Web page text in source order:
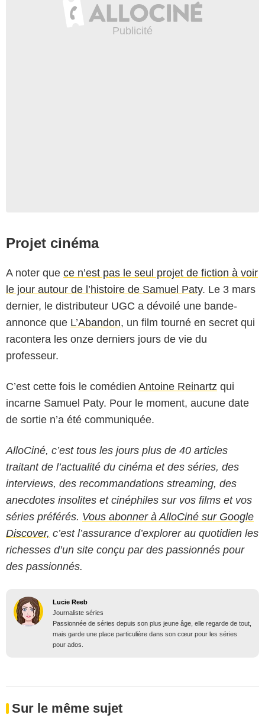
Projet cinéma
A noter que ce n’est pas le seul projet de fiction à voir
le jour autour de l’histoire de Samuel Paty. Le 3 mars
dernier, le distributeur UGC a dévoilé une bande-
annonce que L’Abandon, un film tourné en secret qui
racontera les onze derniers jours de vie du
professeur.
C’est cette fois le comédien Antoine Reinartz qui
incarne Samuel Paty. Pour le moment, aucune date
de sortie n’a été communiquée.
AlloCiné, c’est tous les jours plus de 40 articles
traitant de l’actualité du cinéma et des séries, des
interviews, des recommandations streaming, des
anecdotes insolites et cinéphiles sur vos films et vos
séries préférés. Vous abonner à AlloCiné sur Google
Discover, c’est l’assurance d’explorer au quotidien les
richesses d’un site conçu par des passionnés pour
des passionnés.
Lucie Reeb
Journaliste séries
Passionnée de séries depuis son plus jeune âge, elle regarde de tout,
mais garde une place particulière dans son cœur pour les séries
pour ados.
Sur le même sujet